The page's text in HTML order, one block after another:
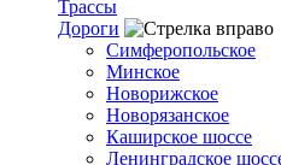
Трассы
Дороги
Симферопольское
Минское
Новорижское
Новорязанское
Каширское шоссе
Ленинградское